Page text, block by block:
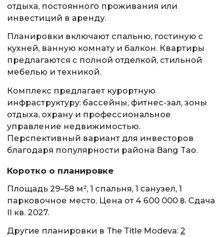
отдыха, постоянного проживания или
инвестиций в аренду.
Планировки включают спальню, гостиную с
кухней, ванную комнату и балкон. Квартиры
предлагаются с полной отделкой, стильной
мебелью и техникой.
Комплекс предлагает курортную
инфраструктуру: бассейны, фитнес-зал, зоны
отдыха, охрану и профессиональное
управление недвижимостью.
Перспективный вариант для инвесторов
благодаря популярности района Bang Tao.
Коротко о планировке
Площадь 29–58 м², 1 спальня, 1 санузел, 1
парковочное место. Цена от 4 600 000 ฿. Сдача
II кв. 2027.
Другие планировки в The Title Modeva: 2